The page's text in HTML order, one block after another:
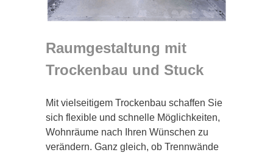
Raumgestaltung mit
Trockenbau und Stuck
Mit vielseitigem Trockenbau schaffen Sie
sich flexible und schnelle Möglichkeiten,
Wohnräume nach Ihren Wünschen zu
verändern. Ganz gleich, ob Trennwände